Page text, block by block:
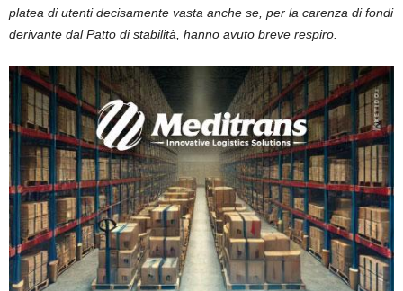
platea di utenti decisamente vasta anche se, per la carenza di fondi
derivante dal Patto di stabilità, hanno avuto breve respiro.